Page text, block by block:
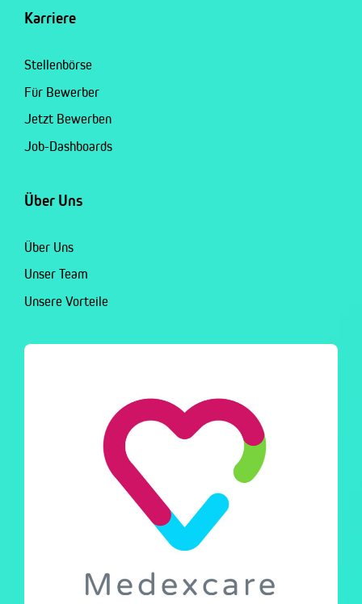
Karriere
Stellenbörse
Für Bewerber
Jetzt Bewerben
Job-Dashboards
Über Uns
Über Uns
Unser Team
Unsere Vorteile